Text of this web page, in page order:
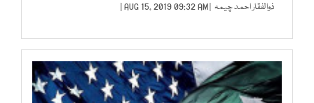
ذوالفقار احمد چیمہ | AUG 15, 2019 09:32 AM |